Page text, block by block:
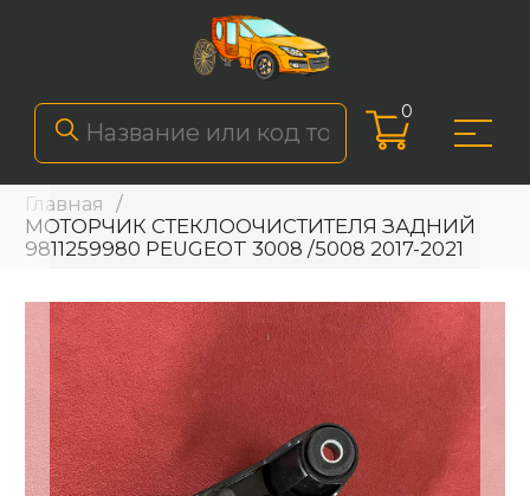
0
Главная
МОТОРЧИК СТЕКЛООЧИСТИТЕЛЯ ЗАДНИЙ
9811259980 PEUGEOT 3008 /5008 2017-2021